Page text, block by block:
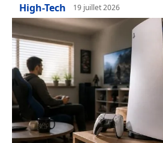
High-Tech 19 juillet 2026